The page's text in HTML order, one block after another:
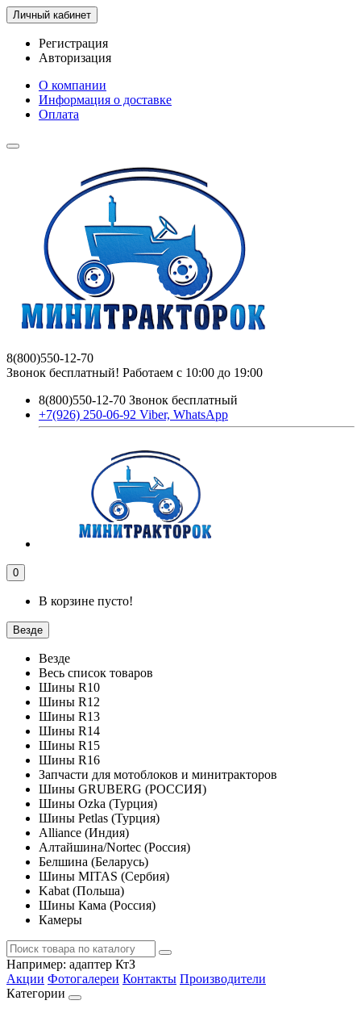
Личный кабинет
Регистрация
Авторизация
О компании
Информация о доставке
Оплата
8(800)550-12-70
Звонок бесплатный! Работаем с 10:00 до 19:00
8(800)550-12-70 Звонок бесплатный
+7(926) 250-06-92 Viber, WhatsApp
0
В корзине пусто!
Везде
Везде
Весь список товаров
Шины R10
Шины R12
Шины R13
Шины R14
Шины R15
Шины R16
Запчасти для мотоблоков и минитракторов
Шины GRUBERG (РОССИЯ)
Шины Ozka (Турция)
Шины Petlas (Турция)
Alliance (Индия)
Алтайшина/Nortec (Россия)
Белшина (Беларусь)
Шины MITAS (Сербия)
Kabat (Польша)
Шины Кама (Россия)
Камеры
Например: адаптер КтЗ
Акции Фотогалереи Контакты Производители
Категории